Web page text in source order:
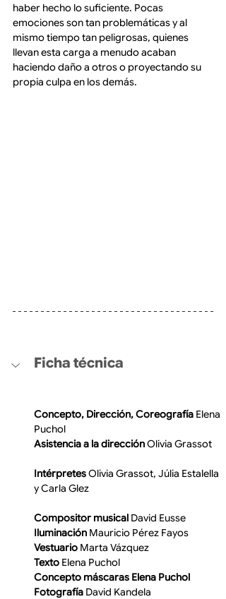
haber hecho lo suficiente. Pocas
emociones son tan problemáticas y al
mismo tiempo tan peligrosas, quienes
llevan esta carga a menudo acaban
haciendo daño a otros o proyectando su
propia culpa en los demás.
Ficha técnica
Concepto, Dirección, Coreografía Elena
Puchol
Asistencia a la dirección Olivia Grassot
Intérpretes Olivia Grassot, Júlia Estalella
y Carla Glez
Compositor musical David Eusse
Iluminación Mauricio Pérez Fayos
Vestuario Marta Vázquez
Texto Elena Puchol
Concepto máscaras Elena Puchol
Fotografía David Kandela